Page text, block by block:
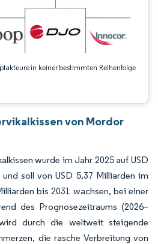
in keiner bestimmten Reihenfolge
von Mordor
wurde im Jahr 2025 auf USD
soll von USD 5,37 Milliarden im
bis 2031 wachsen, bei einer
des Prognosezeitraums (2026–
durch die weltweit steigende
die rasche Verbreitung von